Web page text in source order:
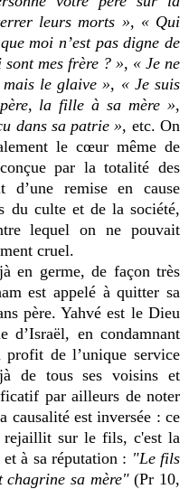
leurs morts », « Qui
moi n’est pas digne de
mes frère ? », « Je ne
le glaive », « Je suis
la fille à sa mère »,
dans sa patrie », etc. On
le cœur même de
par la totalité des
d’une remise en cause
du culte et de la société,
lequel on ne pouvait
cruel.
en germe, de façon très
est appelé à quitter sa
père. Yahvé est le Dieu
d’Israël, en condamnant
profit de l’unique service
de tous ses voisins et
par ailleurs de noter
causalité est inversée : ce
rejaillit sur le fils, c'est la
à sa réputation : "Le fils
chagrine sa mère"(Pr 10,